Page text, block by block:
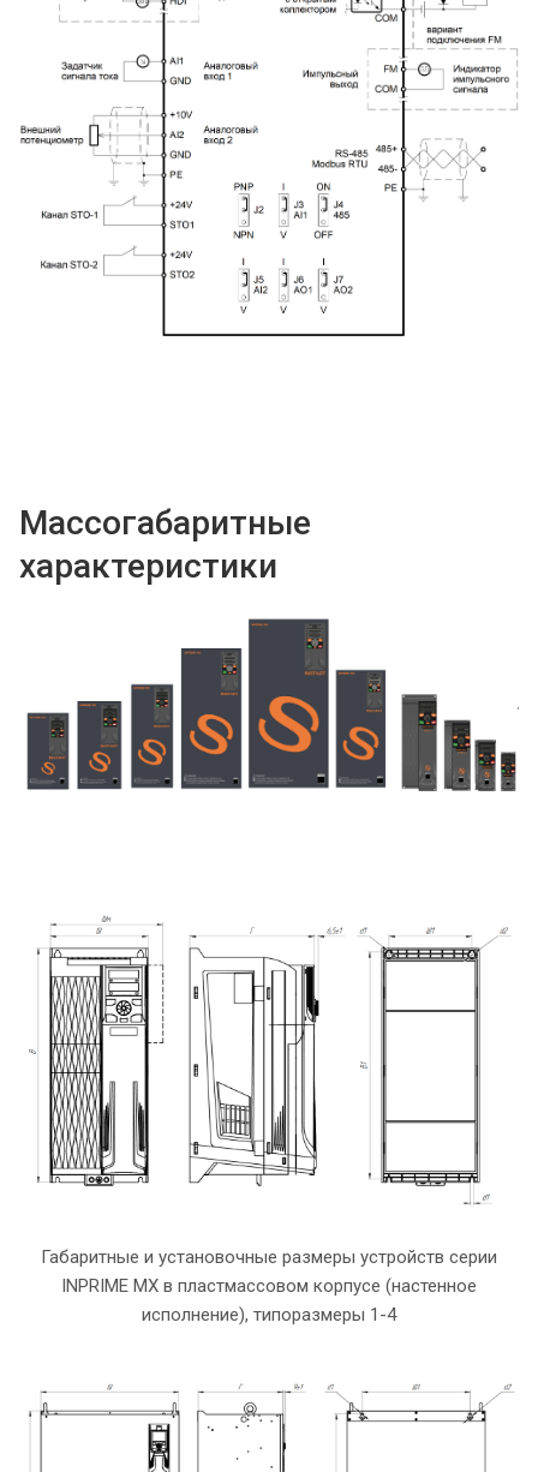
Массогабаритные
характеристики
Габаритные и установочные размеры устройств серии
INPRIME MX в пластмассовом корпусе (настенное
исполнение), типоразмеры 1-4